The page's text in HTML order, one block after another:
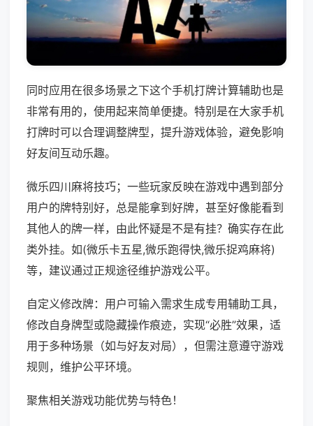
同时应用在很多场景之下这个手机打牌计算辅助也是
非常有用的，使用起来简单便捷。特别是在大家手机
打牌时可以合理调整牌型，提升游戏体验，避免影响
好友间互动乐趣。
微乐四川麻将技巧；一些玩家反映在游戏中遇到部分
用户的牌特别好，总是能拿到好牌，甚至好像能看到
其他人的牌一样，由此怀疑是不是有挂？确实存在此
类外挂。如(微乐卡五星,微乐跑得快,微乐捉鸡麻将)
等，建议通过正规途径维护游戏公平。
自定义修改牌：用户可输入需求生成专用辅助工具，
修改自身牌型或隐藏操作痕迹，实现“必胜”效果，适
用于多种场景（如与好友对局），但需注意遵守游戏
规则，维护公平环境。
聚焦相关游戏功能优势与特色！